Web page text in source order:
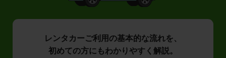
レンタカーご利用の基本的な流れを、
初めての方にもわかりやすく解説。